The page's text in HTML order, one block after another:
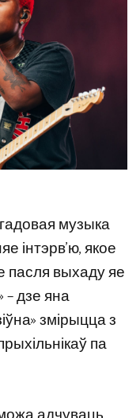
музыка
інтэрв’ю, якое
пасля выхаду яе
– дзе яна
змірыцца з
па